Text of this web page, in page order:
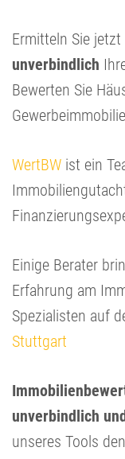
Ermitteln Sie
unverbindlich
Bewerten Sie
WertBW ist ein
Einige Berater
Erfahrung am
Spezialisten auf
Stuttgart
unverbindlich
unseres Tools